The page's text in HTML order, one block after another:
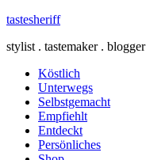
tastesheriff
stylist . tastemaker . blogger
Köstlich
Unterwegs
Selbstgemacht
Empfiehlt
Entdeckt
Persönliches